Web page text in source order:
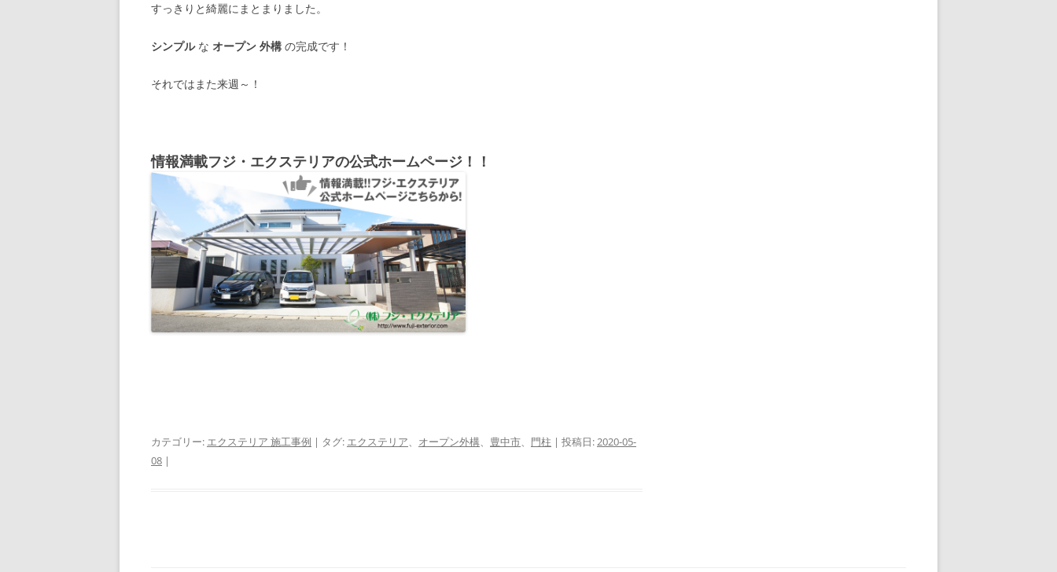
すっきりと綺麗にまとまりました。
シンプルな オープン 外構 の完成です！
それではまた来週～！
情報満載フジ・エクステリアの公式ホームページ！！
カテゴリー: エクステリア 施工事例 | タグ: エクステリア、 オープン外構、 豊中市、 門柱 | 投稿日:2020-05-
08 |